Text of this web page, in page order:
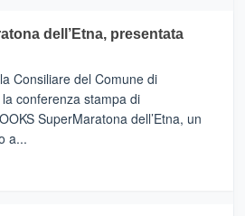
dell’Etna, presentata
Consiliare del Comune di
conferenza stampa di
SuperMaratona dell’Etna, un
a...